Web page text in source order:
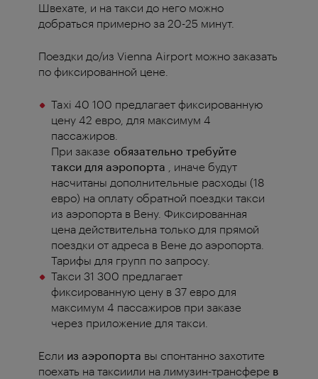
Швехате, и на такси до него можно
добраться примерно за 20-25 минут.
Поездки до/из Vienna Airport можно заказать
по фиксированной цене.
Taxi 40 100 предлагает фиксированную
цену 42 евро, для максимум 4
пассажиров.
При заказе обязательно требуйте
такси для аэропорта
, иначе будут
насчитаны дополнительные расходы (18
евро) на оплату обратной поездки такси
из аэропорта в Вену. Фиксированная
цена действительна только для прямой
поездки от адреса в Вене до аэропорта.
Тарифы для групп по запросу.
Такси 31 300 предлагает
фиксированную цену в 37 евро для
максимум 4 пассажиров при заказе
через приложение для такси.
Если из аэропорта вы спонтанно захотите
поехать на таксиили на лимузин-трансфере в